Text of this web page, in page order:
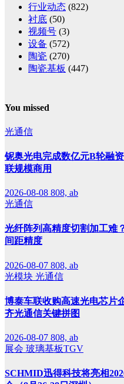
行业动态 (822)
衬底 (50)
视频号 (3)
设备 (572)
陶瓷 (270)
陶瓷基板 (447)
You missed
光通信
铌奥光电完成数亿元B轮融
联规模商用
2026-08-08 808, ab
光通信
光纤阵列高精度切割加工难
间距精度
2026-08-07 808, ab
光模块 光通信
博泰车联收购高速光电芯片
齐光通信关键拼图
2026-08-07 808, ab
展会 玻璃基板TGV
SCHMID迅得科技将亮相